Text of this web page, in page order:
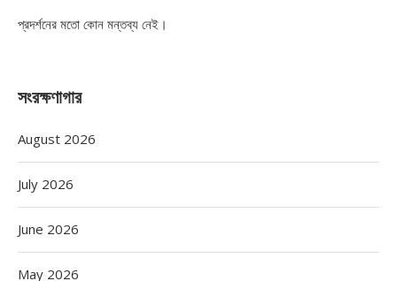
প্রদর্শনের মতো কোন মন্তব্য নেই।
সংরক্ষণাগার
August 2026
July 2026
June 2026
May 2026